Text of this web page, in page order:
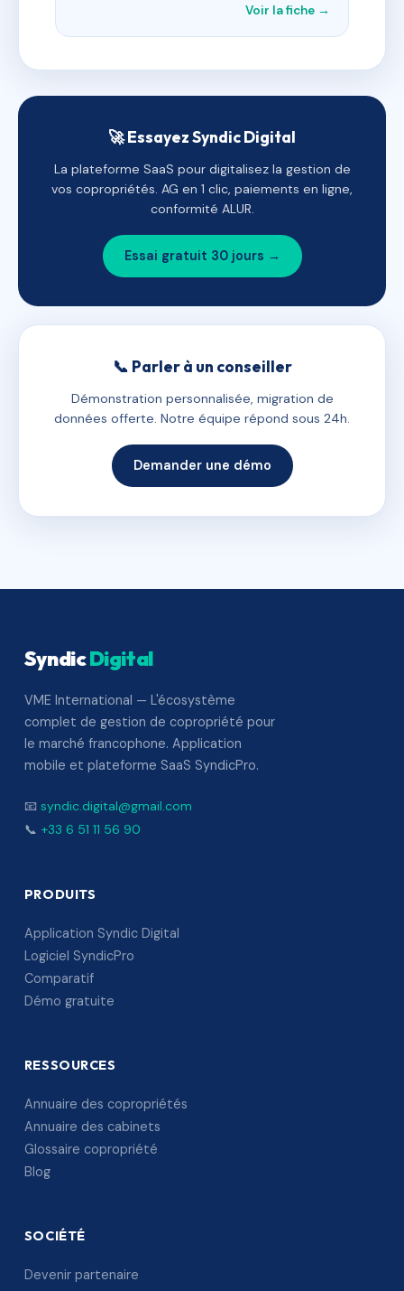
Voir la fiche →
🚀 Essayez Syndic Digital
La plateforme SaaS pour digitalisez la gestion de
vos copropriétés. AG en 1 clic, paiements en ligne,
conformité ALUR.
Essai gratuit 30 jours →
📞 Parler à un conseiller
Démonstration personnalisée, migration de
données offerte. Notre équipe répond sous 24h.
Demander une démo
SyndicDigital
VME International — L'écosystème
complet de gestion de copropriété pour
le marché francophone. Application
mobile et plateforme SaaS SyndicPro.
📧 syndic.digital@gmail.com
📞 +33 6 51 11 56 90
PRODUITS
Application Syndic Digital
Logiciel SyndicPro
Comparatif
Démo gratuite
RESSOURCES
Annuaire des copropriétés
Annuaire des cabinets
Glossaire copropriété
Blog
SOCIÉTÉ
Devenir partenaire